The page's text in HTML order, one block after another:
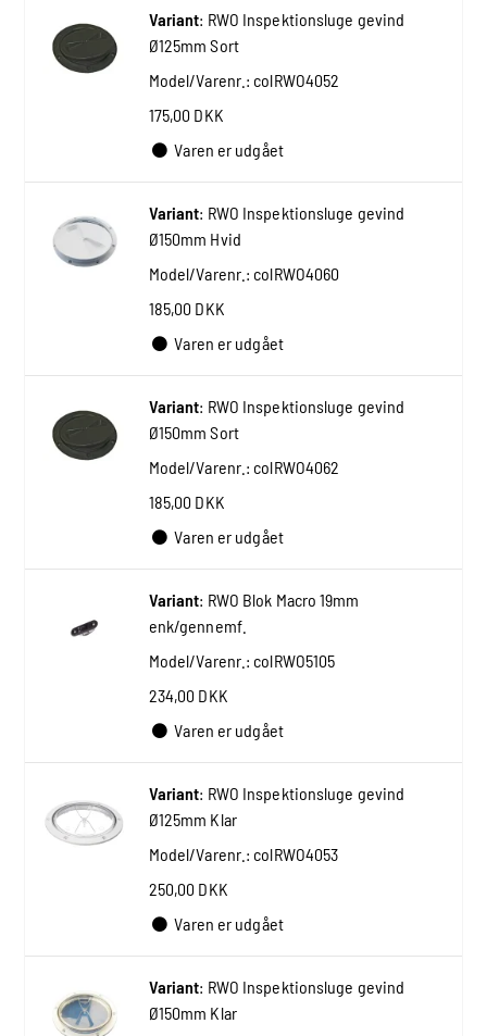
Variant: RWO Inspektionsluge gevind
Ø125mm Sort
Model/Varenr.: colRWO4052
175,00 DKK
Varen er udgået
Variant: RWO Inspektionsluge gevind
Ø150mm Hvid
Model/Varenr.: colRWO4060
185,00 DKK
Varen er udgået
Variant: RWO Inspektionsluge gevind
Ø150mm Sort
Model/Varenr.: colRWO4062
185,00 DKK
Varen er udgået
Variant: RWO Blok Macro 19mm
enk/gennemf.
Model/Varenr.: colRWO5105
234,00 DKK
Varen er udgået
Variant: RWO Inspektionsluge gevind
Ø125mm Klar
Model/Varenr.: colRWO4053
250,00 DKK
Varen er udgået
Variant: RWO Inspektionsluge gevind
Ø150mm Klar